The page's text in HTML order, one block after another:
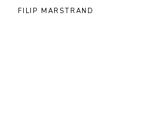
FILIP MARSTRAND